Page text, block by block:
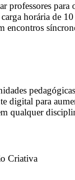
professores
horária de
digital para
qualquer
Criativa